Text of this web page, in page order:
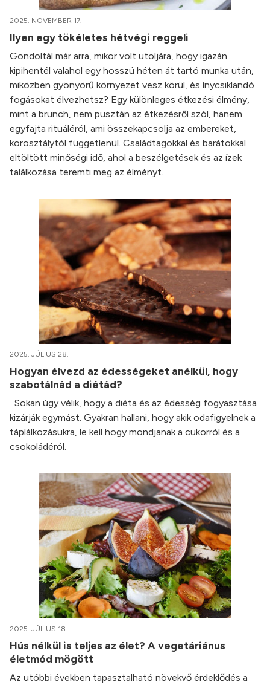
2025. NOVEMBER 17.
Ilyen egy tökéletes hétvégi reggeli
Gondoltál már arra, mikor volt utoljára, hogy igazán
kipihentél valahol egy hosszú héten át tartó munka után,
miközben gyönyörű környezet vesz körül, és ínycsiklandó
fogásokat élvezhetsz? Egy különleges étkezési élmény,
mint a brunch, nem pusztán az étkezésről szól, hanem
egyfajta rituáléról, ami összekapcsolja az embereket,
korosztálytól függetlenül. Családtagokkal és barátokkal
eltöltött minőségi idő, ahol a beszélgetések és az ízek
találkozása teremti meg az élményt.
2025. JÚLIUS 28.
Hogyan élvezd az édességeket anélkül, hogy
szabotálnád a diétád?
Sokan úgy vélik, hogy a diéta és az édesség fogyasztása
kizárják egymást. Gyakran hallani, hogy akik odafigyelnek a
táplálkozásukra, le kell hogy mondjanak a cukorról és a
csokoládéról.
2025. JÚLIUS 18.
Hús nélkül is teljes az élet? A vegetáriánus
életmód mögött
Az utóbbi években tapasztalható növekvő érdeklődés a